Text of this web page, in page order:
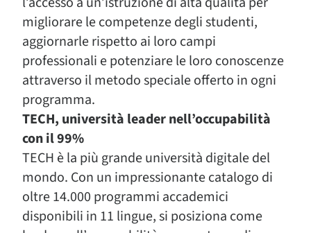
migliorare le competenze degli studenti,
aggiornarle rispetto ai loro campi
professionali e potenziare le loro conoscenze
attraverso il metodo speciale offerto in ogni
programma.
TECH, università leader nell’occupabilità
con il 99%
TECH è la più grande università digitale del
mondo. Con un impressionante catalogo di
oltre 14.000 programmi accademici
disponibili in 11 lingue, si posiziona come